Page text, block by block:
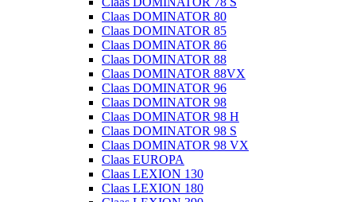
Claas DOMINATOR 80
Claas DOMINATOR 85
Claas DOMINATOR 86
Claas DOMINATOR 88
Claas DOMINATOR 88VX
Claas DOMINATOR 96
Claas DOMINATOR 98
Claas DOMINATOR 98 H
Claas DOMINATOR 98 S
Claas DOMINATOR 98 VX
Claas EUROPA
Claas LEXION 130
Claas LEXION 180